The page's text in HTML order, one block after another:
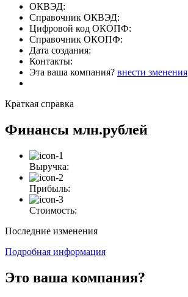
ОКВЭД:
Справочник ОКВЭД:
Цифровой код ОКОПФ:
Справочник ОКОПФ:
Дата создания:
Контакты:
Эта ваша компания? внести зменения
Краткая справка
Финансы млн.рублей
Выручка:
Прибыль:
Стоимость:
Последние изменения
Подробная информация
Это ваша компания?